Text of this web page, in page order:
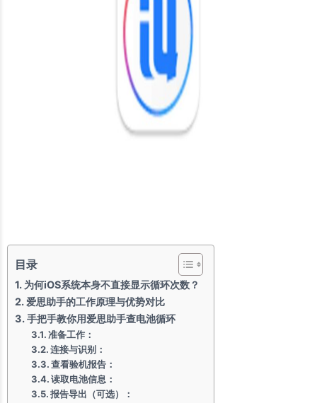
目录
为何iOS系统本身不直接显示循环次数？
爱思助手的工作原理与优势对比
手把手教你用爱思助手查电池循环
准备工作：
连接与识别：
查看验机报告：
读取电池信息：
报告导出（可选）：